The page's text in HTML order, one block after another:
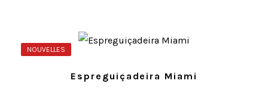
NOUVELLES
Espreguiçadeira Miami